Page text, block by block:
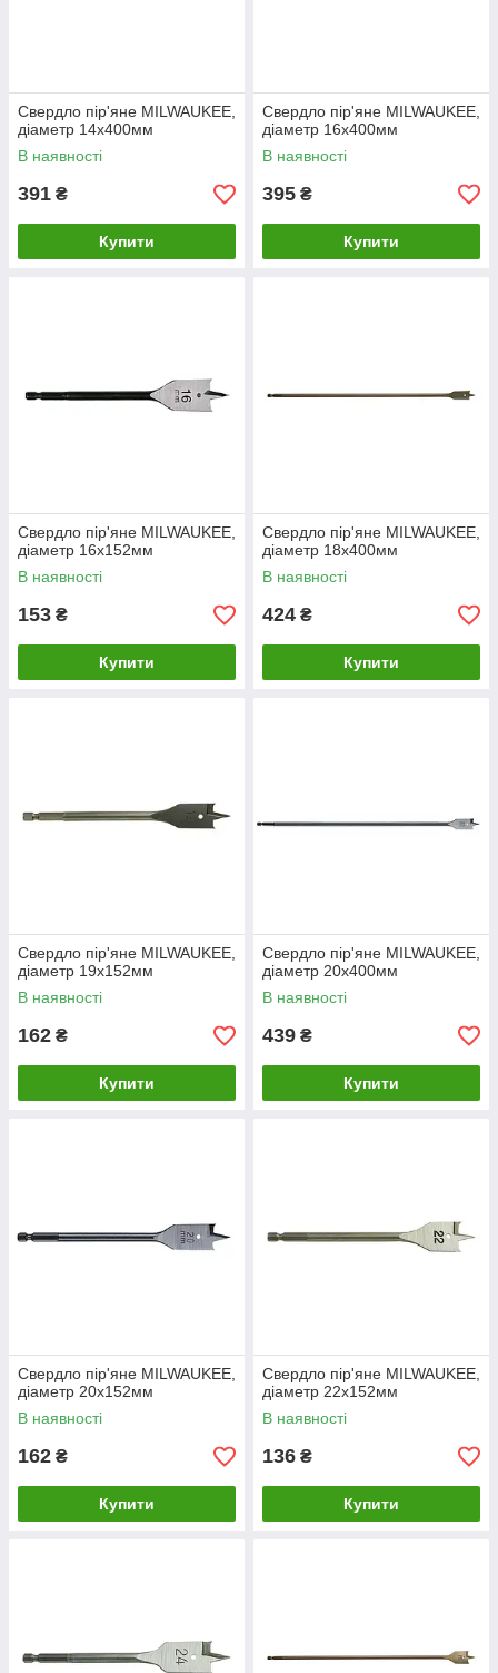
Свердло пір'яне MILWAUKEE,
діаметр 14x400мм
В наявності
391 ₴
Купити
Свердло пір'яне MILWAUKEE,
діаметр 16x400мм
В наявності
395 ₴
Купити
Свердло пір'яне MILWAUKEE,
діаметр 16x152мм
В наявності
153 ₴
Купити
Свердло пір'яне MILWAUKEE,
діаметр 18x400мм
В наявності
424 ₴
Купити
Свердло пір'яне MILWAUKEE,
діаметр 19x152мм
В наявності
162 ₴
Купити
Свердло пір'яне MILWAUKEE,
діаметр 20x400мм
В наявності
439 ₴
Купити
Свердло пір'яне MILWAUKEE,
діаметр 20x152мм
В наявності
162 ₴
Купити
Свердло пір'яне MILWAUKEE,
діаметр 22x152мм
В наявності
136 ₴
Купити